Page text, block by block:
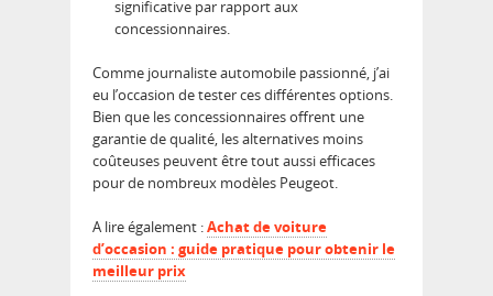
significative par rapport aux
concessionnaires.
Comme journaliste automobile passionné, j’ai
eu l’occasion de tester ces différentes options.
Bien que les concessionnaires offrent une
garantie de qualité, les alternatives moins
coûteuses peuvent être tout aussi efficaces
pour de nombreux modèles Peugeot.
A lire également :Achat de voiture
d’occasion : guide pratique pour obtenir le
meilleur prix